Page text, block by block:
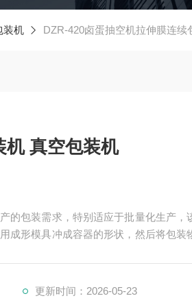
装机 DZR-420卤蛋抽空机拉伸膜连续包
机 真空包装机
的包装需求，特别适应于批量化生产，
成形模具冲成容器的形状，然后将包装
更新时间：2026-05-23